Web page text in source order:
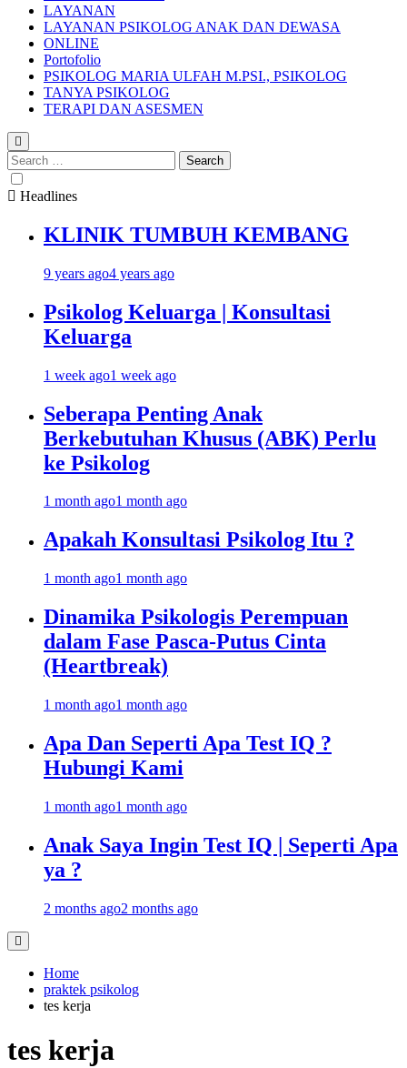
LAYANAN
LAYANAN PSIKOLOG ANAK DAN DEWASA
ONLINE
Portofolio
PSIKOLOG MARIA ULFAH M.PSI., PSIKOLOG
TANYA PSIKOLOG
TERAPI DAN ASESMEN
Search
for:
Headlines
KLINIK TUMBUH KEMBANG
9 years ago4 years ago
Psikolog Keluarga | Konsultasi
Keluarga
1 week ago1 week ago
Seberapa Penting Anak
Berkebutuhan Khusus (ABK) Perlu
ke Psikolog
1 month ago1 month ago
Apakah Konsultasi Psikolog Itu ?
1 month ago1 month ago
Dinamika Psikologis Perempuan
dalam Fase Pasca-Putus Cinta
(Heartbreak)
1 month ago1 month ago
Apa Dan Seperti Apa Test IQ ?
Hubungi Kami
1 month ago1 month ago
Anak Saya Ingin Test IQ | Seperti Apa
ya ?
2 months ago2 months ago
Home
praktek psikolog
tes kerja
tes kerja